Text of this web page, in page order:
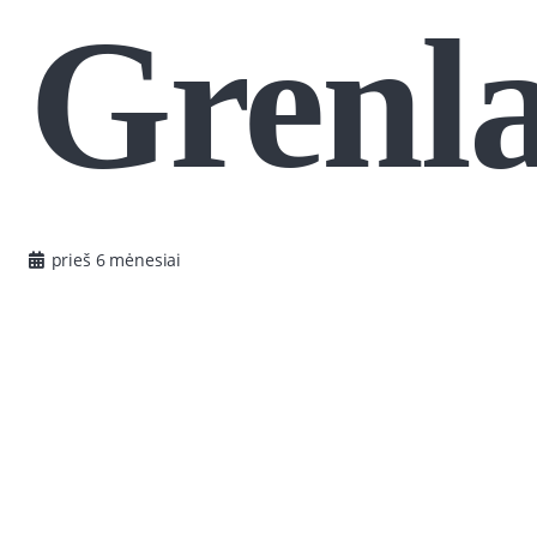
prieš 6 mėnesiai